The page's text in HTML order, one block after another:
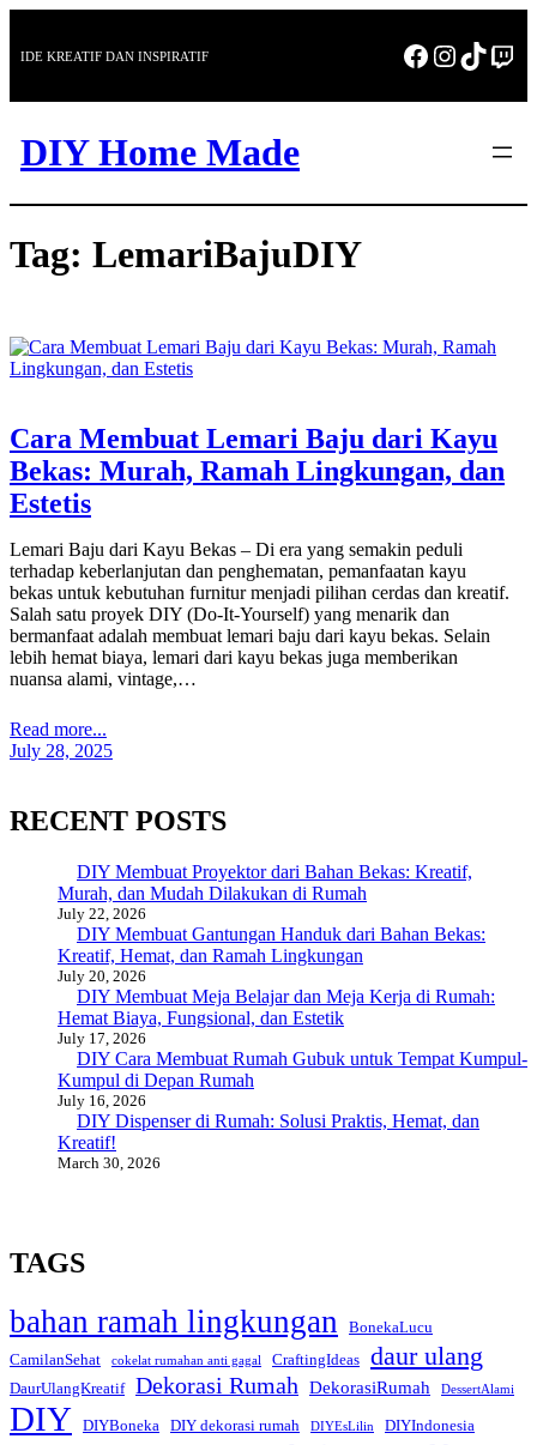
content
IDE KREATIF DAN INSPIRATIF Facebook
DIY Home Made
Tag: LemariBajuDIY
Cara Membuat Lemari Baju dari Kayu
Bekas: Murah, Ramah Lingkungan, dan
Estetis
Lemari Baju dari Kayu Bekas – Di era yang semakin peduli
terhadap keberlanjutan dan penghematan, pemanfaatan kayu
bekas untuk kebutuhan furnitur menjadi pilihan cerdas dan kreatif.
Salah satu proyek DIY (Do-It-Yourself) yang menarik dan
bermanfaat adalah membuat lemari baju dari kayu bekas. Selain
lebih hemat biaya, lemari dari kayu bekas juga memberikan
nuansa alami, vintage,…
Read more...
July 28, 2025
RECENT POSTS
DIY Membuat Proyektor dari Bahan Bekas: Kreatif,
Murah, dan Mudah Dilakukan di Rumah
July 22, 2026
DIY Membuat Gantungan Handuk dari Bahan Bekas:
Kreatif, Hemat, dan Ramah Lingkungan
July 20, 2026
DIY Membuat Meja Belajar dan Meja Kerja di Rumah:
Hemat Biaya, Fungsional, dan Estetik
July 17, 2026
DIY Cara Membuat Rumah Gubuk untuk Tempat Kumpul-
Kumpul di Depan Rumah
July 16, 2026
DIY Dispenser di Rumah: Solusi Praktis, Hemat, dan
Kreatif!
March 30, 2026
TAGS
bahan ramah lingkungan
BonekaLucu
CamilanSehat
cokelat rumahan anti gagal CraftingIdeas daur ulang
DaurUlangKreatif Dekorasi Rumah DekorasiRumah DessertAlami
DIY DIYBoneka DIY dekorasi rumah DIYEsLilin
DIYIndonesia